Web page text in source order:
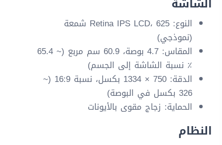
النوع: Retina IPS LCD، 625 شمعة
(نموذجي)
المقاس: 4.7 بوصة، 60.9 سم مربع (~ 65.4
٪ نسبة الشاشة إلى الجسم)
الدقة: 750 × 1334 بكسل، نسبة 16:9 (~
326 بكسل في البوصة)
الحماية: زجاج مقوى بالأيونات
النظام